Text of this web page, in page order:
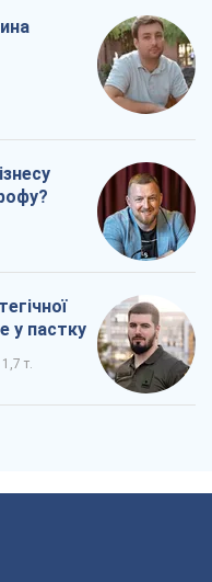
у пастку
1,7 т.